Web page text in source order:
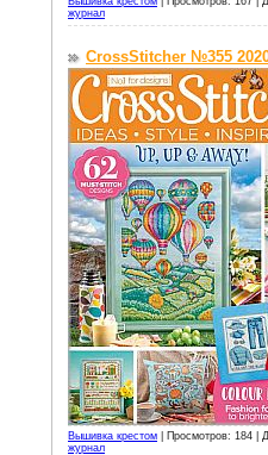
журнал
CrossStitcher №355
Вышивка крестом Просмотров: 184 |
журнал